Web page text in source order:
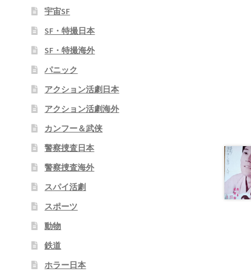
宇宙SF
SF・特撮日本
SF・特撮海外
パニック
アクション活劇日本
アクション活劇海外
カンフー＆武侠
警察捜査日本
警察捜査海外
スパイ活劇
スポーツ
動物
鉄道
ホラー日本